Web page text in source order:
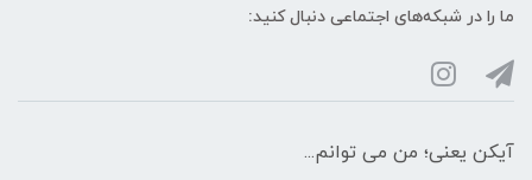
ما را در شبکه‌های اجتماعی دنبال کنید:
آیکن یعنی؛ من می توانم...